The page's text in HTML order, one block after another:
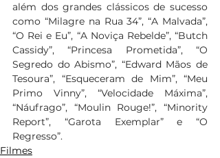
além dos grandes clássicos de sucesso
como “Milagre na Rua 34”, “A Malvada”,
“O Rei e Eu”, “A Noviça Rebelde”, “Butch
Cassidy”, “Princesa Prometida”, “O
Segredo do Abismo”, “Edward Mãos de
Tesoura”, “Esqueceram de Mim”, “Meu
Primo Vinny”, “Velocidade Máxima”,
“Náufrago”, “Moulin Rouge!”, “Minority
Report”, “Garota Exemplar” e “O
Regresso”.
Filmes